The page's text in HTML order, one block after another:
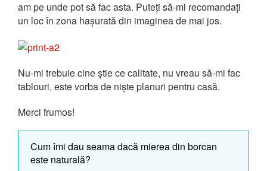
am pe unde pot să fac asta. Puteți să-mi recomandați
un loc în zona hașurată din imaginea de mai jos.
Nu-mi trebuie cine știe ce calitate, nu vreau să-mi fac
tablouri, este vorba de niște planuri pentru casă.
Merci frumos!
Cum îmi dau seama dacă mierea din borcan
este naturală?